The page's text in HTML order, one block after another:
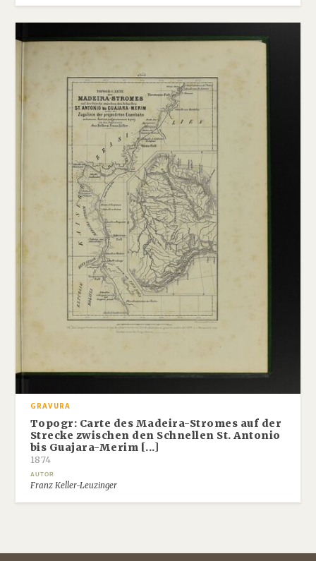
GRAVURA
Topogr: Carte des Madeira-Stromes auf der
Strecke zwischen den Schnellen St. Antonio
bis Guajara-Merim [...]
1874
AUTOR
Franz Keller-Leuzinger